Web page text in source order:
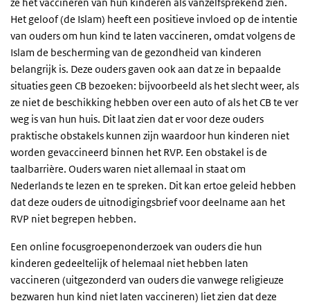
Het geloof (de Islam) heeft een positieve invloed op de intentie
van ouders om hun kind te laten vaccineren, omdat volgens de
Islam de bescherming van de gezondheid van kinderen
belangrijk is. Deze ouders gaven ook aan dat ze in bepaalde
situaties geen CB bezoeken: bijvoorbeeld als het slecht weer, als
ze niet de beschikking hebben over een auto of als het CB te ver
weg is van hun huis. Dit laat zien dat er voor deze ouders
praktische obstakels kunnen zijn waardoor hun kinderen niet
worden gevaccineerd binnen het RVP. Een obstakel is de
taalbarrière. Ouders waren niet allemaal in staat om
Nederlands te lezen en te spreken. Dit kan ertoe geleid hebben
dat deze ouders de uitnodigingsbrief voor deelname aan het
RVP niet begrepen hebben.
Een online focusgroepenonderzoek van ouders die hun
kinderen gedeeltelijk of helemaal niet hebben laten
vaccineren (uitgezonderd van ouders die vanwege religieuze
bezwaren hun kind niet laten vaccineren) liet zien dat deze